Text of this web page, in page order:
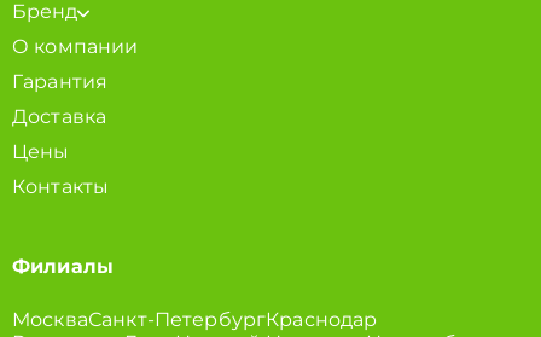
Бренд
О компании
Гарантия
Доставка
Цены
Контакты
Филиалы
МоскваСанкт-ПетербургКраснодар